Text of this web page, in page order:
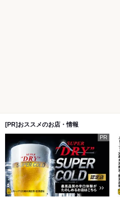
[PR]おススメのお店・情報
PR